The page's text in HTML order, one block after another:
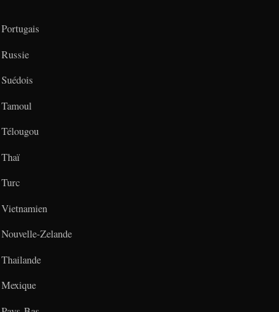
Portugais
Russie
Suédois
Tamoul
Télougou
Thaï
Turc
Vietnamien
Nouvelle-Zelande
Thailande
Mexique